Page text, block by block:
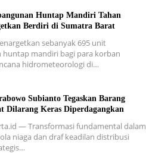
Huntap Mandiri Tahan
Berdiri di Sumatra Barat
sebanyak 695 unit
huntap mandiri bagi para korban
hidrometeorologi di…
Subianto Tegaskan Barang
Dilarang Keras Diperdagangkan
— Transformasi fundamental dalam
niaga dan draf keadilan distribusi